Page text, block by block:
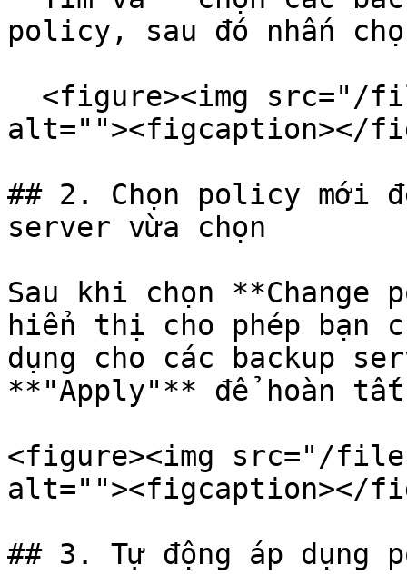
policy, sau đó nhấn
alt=""><figcaption></
## 2. Chọn policy mới
server vừa chọn
Sau khi chọn
hiển thị cho phép bạn
dụng cho các backup
**"Apply"** để hoàn
<figure><img src="/
alt=""><figcaption></
## 3. Tự động áp dụng